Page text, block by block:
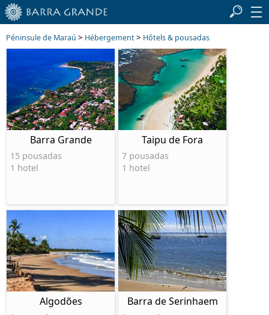
Péninsule de Maraú > Hébergement> Hôtels & pousadas
Barra Grande
15 pousadas
1 hotel
Taipu de Fora
7 pousadas
1 hotel
Algodões Barra de Serinhaem